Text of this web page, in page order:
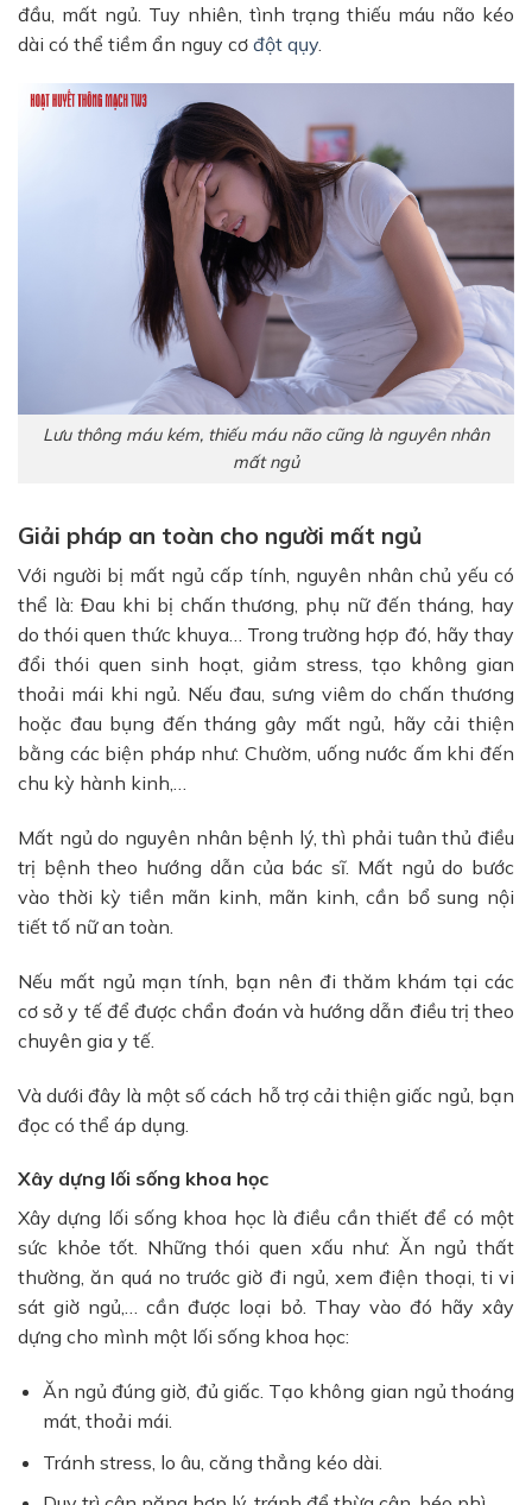
đầu, mất ngủ. Tuy nhiên, tình trạng thiếu máu não kéo
dài có thể tiềm ẩn nguy cơ đột qụy
Lưu thông máu kém, thiếu máu não cũng là nguyên nhân
mất ngủ
Giải pháp an toàn cho người mất ngủ
Với người bị mất ngủ cấp tính, nguyên nhân chủ yếu có
thể là: Đau khi bị chấn thương, phụ nữ đến tháng, hay
do thói quen thức khuya… Trong trường hợp đó, hãy thay
đổi thói quen sinh hoạt, giảm stress, tạo không gian
thoải mái khi ngủ. Nếu đau, sưng viêm do chấn thương
hoặc đau bụng đến tháng gây mất ngủ, hãy cải thiện
bằng các biện pháp như: Chườm, uống nước ấm khi đến
chu kỳ hành kinh,…
Mất ngủ do nguyên nhân bệnh lý, thì phải tuân thủ điều
trị bệnh theo hướng dẫn của bác sĩ. Mất ngủ do bước
vào thời kỳ tiền mãn kinh, mãn kinh, cần bổ sung nội
tiết tố nữ an toàn.
Nếu mất ngủ mạn tính, bạn nên đi thăm khám tại các
cơ sở y tế để được chẩn đoán và hướng dẫn điều trị theo
chuyên gia y tế.
Và dưới đây là một số cách hỗ trợ cải thiện giấc ngủ, bạn
đọc có thể áp dụng.
Xây dựng lối sống khoa học
Xây dựng lối sống khoa học là điều cần thiết để có một
sức khỏe tốt. Những thói quen xấu như: Ăn ngủ thất
thường, ăn quá no trước giờ đi ngủ, xem điện thoại, ti vi
sát giờ ngủ,… cần được loại bỏ. Thay vào đó hãy xây
dựng cho mình một lối sống khoa học:
Ăn ngủ đúng giờ, đủ giấc. Tạo không gian ngủ thoáng
mát, thoải mái.
Tránh stress, lo âu, căng thẳng kéo dài.